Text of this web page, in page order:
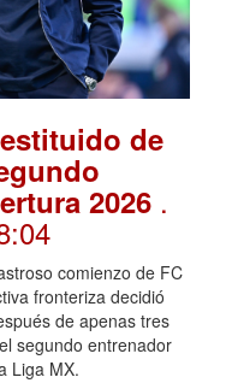
de
2026 .
comienzo de FC
fronteriza decidió
de apenas tres
segundo entrenador
Liga MX.